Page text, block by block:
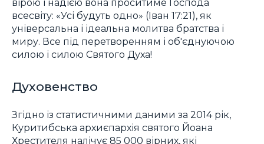
всесвіту: «Усі будуть одно» (Іван 17:21), як
універсальна і ідеальна молитва братства і
миру. Все під перетворенням і об'єднуючою
силою і силою Святого Духа!
Духовенство
Згідно із статистичними даними за 2014 рік,
Куритибська архиєпархія святого Йоана
Хрестителя налічує 85 000 вірних, які